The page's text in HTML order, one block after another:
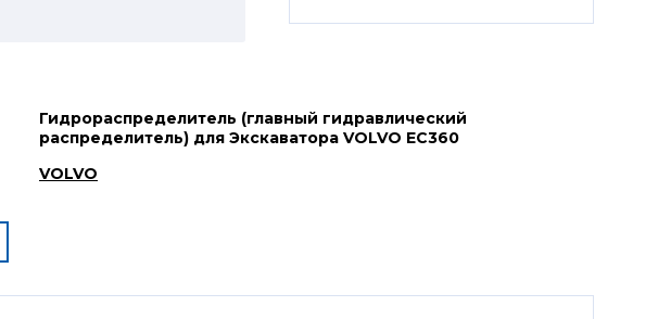
Гидрораспределитель (главный гидравлический
распределитель) для Экскаватора VOLVO EC360
VOLVO